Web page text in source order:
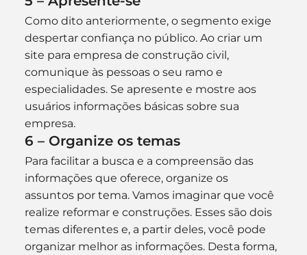
Como dito anteriormente, o segmento exige
despertar confiança no público. Ao criar um
site para empresa de construção civil,
comunique às pessoas o seu ramo e
especialidades. Se apresente e mostre aos
usuários informações básicas sobre sua
empresa.
6 – Organize os temas
Para facilitar a busca e a compreensão das
informações que oferece, organize os
assuntos por tema. Vamos imaginar que você
realize reformar e construções. Esses são dois
temas diferentes e, a partir deles, você pode
organizar melhor as informações. Desta forma,